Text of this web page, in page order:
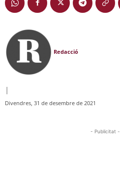
Redacció
|
Divendres, 31 de desembre de 2021
- Publicitat -